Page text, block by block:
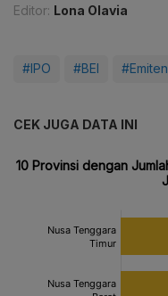
Editor: Lona Olavia
#IPO #BEI #Emiten
CEK JUGA DATA INI